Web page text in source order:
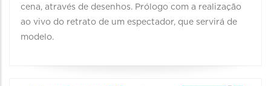
cena, através de desenhos. Prólogo com a realização
ao vivo do retrato de um espectador, que servirá de
modelo.